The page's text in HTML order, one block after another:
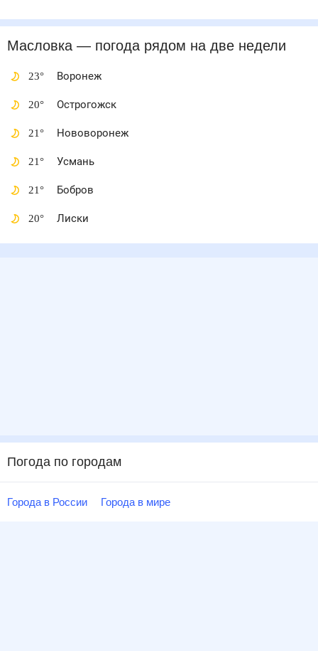
Масловка — погода рядомна две недели
23° Воронеж
20° Острогожск
21° Нововоронеж
21° Усмань
21° Бобров
20° Лиски
Погода по городам
Города в России Города в мире